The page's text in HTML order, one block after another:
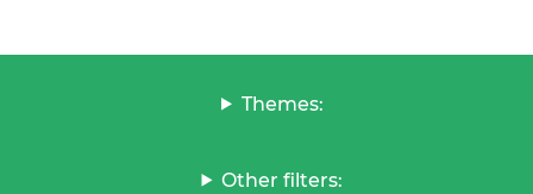
Themes:
Other filters: